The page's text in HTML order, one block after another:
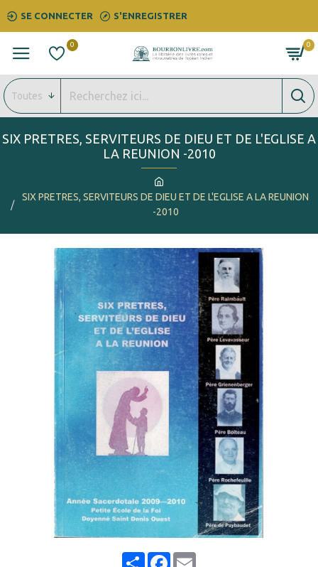
SE CONNECTER S'ENREGISTRER
0 0
Toutes
SIX PRETRES, SERVITEURS DE DIEU ET DE L'EGLISE A LA REUNION
-2010
SIX PRETRES, SERVITEURS DE DIEU ET DE L'EGLISE A
LA REUNION -2010
ShareFacebook
Email